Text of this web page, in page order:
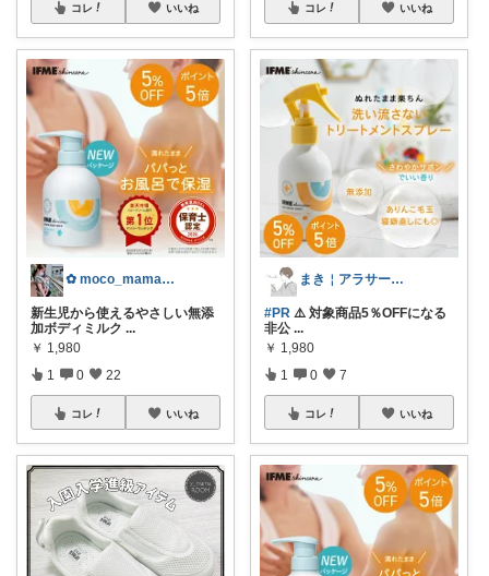
コレ いいね
✿ moco_mama_life ✿
新生児から使えるやさしい無添
加ボディミルク ...
￥ 1,980
1 0 22
コレ いいね
コレ いいね
まき￤アラサー主婦の暮らしと便利☕️𓈒
#PR ⚠️ 対象商品5％OFFになる
非公 ...
￥ 1,980
1 0 7
コレ いいね